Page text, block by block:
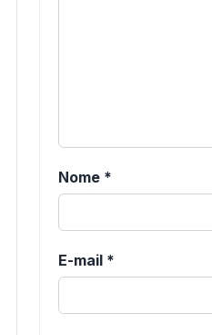
Nome *
E-mail *